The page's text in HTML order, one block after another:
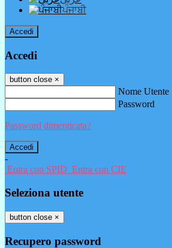
ਪੰਜਾਬੀ
Accedi
Accedi
button close ×
Nome Utente
Password
Password dimenticata?
-
Entra con SPID Entra con CIE
Seleziona utente
button close ×
Recupero password